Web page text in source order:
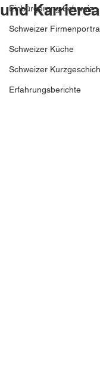
Einbürgerung Schweiz
Schweizer
Schweizer Küche
Schweizer
Erfahrungsberichte
und